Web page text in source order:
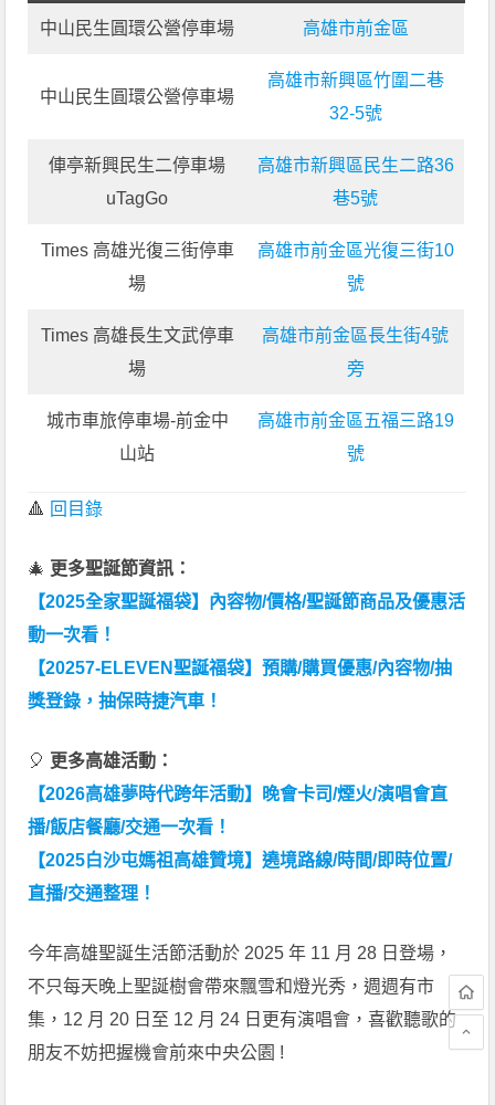
中山民生圓環公營停車場 高雄市前金區
中山民生圓環公營停車場
高雄市新興區竹圍二巷
32-5號
俥亭新興民生二停車場
uTagGo
高雄市新興區民生二路36
巷5號
Times 高雄光復三街停車
場
高雄市前金區光復三街10
號
Times 高雄長生文武停車
場
高雄市前金區長生街4號
旁
城市車旅停車場-前金中
山站
高雄市前金區五福三路19
號
🔺 回目錄
🎄 更多聖誕節資訊：
【2025全家聖誕福袋】內容物/價格/聖誕節商品及優惠活
動一次看！
【20257-ELEVEN聖誕福袋】預購/購買優惠/內容物/抽
獎登錄，抽保時捷汽車！
🎈 更多高雄活動：
【2026高雄夢時代跨年活動】晚會卡司/煙火/演唱會直
播/飯店餐廳/交通一次看！
【2025白沙屯媽祖高雄贊境】遶境路線/時間/即時位置/
直播/交通整理！
今年高雄聖誕生活節活動於 2025 年 11 月 28 日登場，
不只每天晚上聖誕樹會帶來飄雪和燈光秀，週週有市
集，12 月 20 日至 12 月 24 日更有演唱會，喜歡聽歌的
朋友不妨把握機會前來中央公園 !